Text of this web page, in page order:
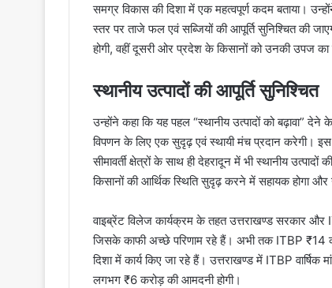
समग्र विकास की दिशा में एक महत्वपूर्ण कदम बताया।
स्तर पर ताजे फल एवं सब्जियों की आपूर्ति सुनिश्चित की
होगी, वहीं दूसरी ओर प्रदेश के किसानों को उनकी उपज
स्थानीय उत्पादों की आपूर्ति सुनिश्चित
उन्होंने कहा कि यह पहल “स्थानीय उत्पादों को बढ़ावा”
विपणन के लिए एक सुदृढ़ एवं स्थायी मंच प्रदान करेगी। इस
सीमावर्ती क्षेत्रों के साथ ही देहरादून में भी स्थानीय
किसानों की आर्थिक स्थिति सुदृढ़ करने में सहायक होगा
वाइब्रेंट विलेज कार्यक्रम के तहत उत्तराखण्ड सरकार और
जिसके काफी अच्छे परिणाम रहे हैं। अभी तक ITBP ₹14
दिशा में कार्य किए जा रहे हैं। उत्तराखण्ड में ITBP
लगभग ₹6 करोड़ की आमदनी होगी।